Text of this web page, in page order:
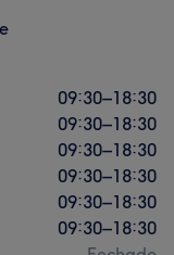
09:30–18:30
09:30–18:30
09:30–18:30
09:30–18:30
09:30–18:30
09:30–18:30